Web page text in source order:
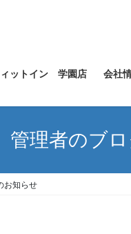
ットイン 学園店 会社
管理者のブ
お知らせ